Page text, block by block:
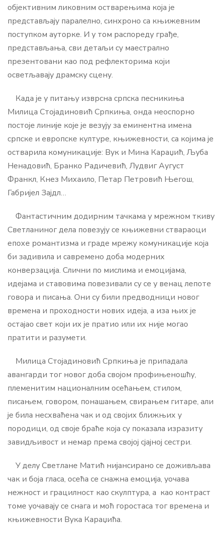
објективним ликовним остварењима која је
представљају паралелно, синхроно са књижевним
поступком ауторке. И у том распореду грађе,
представљања, сви детаљи су маестрално
презентовани као под рефлекторима који
осветљавају драмску сцену.
Када је у питању изврсна српска песникиња
Милица Стојадиновић Српкиња, онда неоспорно
постоје линије које је везују за еминентна имена
српске и европске културе, књижевности, са којима је
остварила комуникације: Вук и Мина Караџић, Љуба
Ненадовић, Бранко Радичевић, Лудвиг Аугуст
Франкл, Кнез Михаило, Петар Петровић Његош,
Габријел Зајдл…
Фантастичним додирним тачкама у мрежном ткиву
Светланиног дела повезују се књижевни ствараоци
епохе романтизма и граде мрежу комуникације која
би задивила и савремено доба модерних
конверзација. Слични по мислима и емоцијама,
идејама и ставовима повезивали су се у венац лепоте
говора и писања. Они су били предводници новог
времена и проходности нових идеја, а иза њих је
остајао свет који их је пратио или их није могао
пратити и разумети.
Милица Стојадиновић Српкиња је припадала
авангарди тог новог доба својом профињеношћу,
племенитим националним осећањем, стилом,
писањем, говором, понашањем, свирањем гитаре, али
је била несхваћена чак и од својих ближњих у
породици, од своје браће која су показала изразиту
завидљивост и немар према својој сјајној сестри.
У делу Светлане Матић нијансирано се доживљава
чак и боја гласа, осећа се снажна емоција, уочава
нежност и грацилност као скулптура, а као контраст
томе уочавају се снага и моћ горостаса тог времена и
књижевности Вука Караџића.